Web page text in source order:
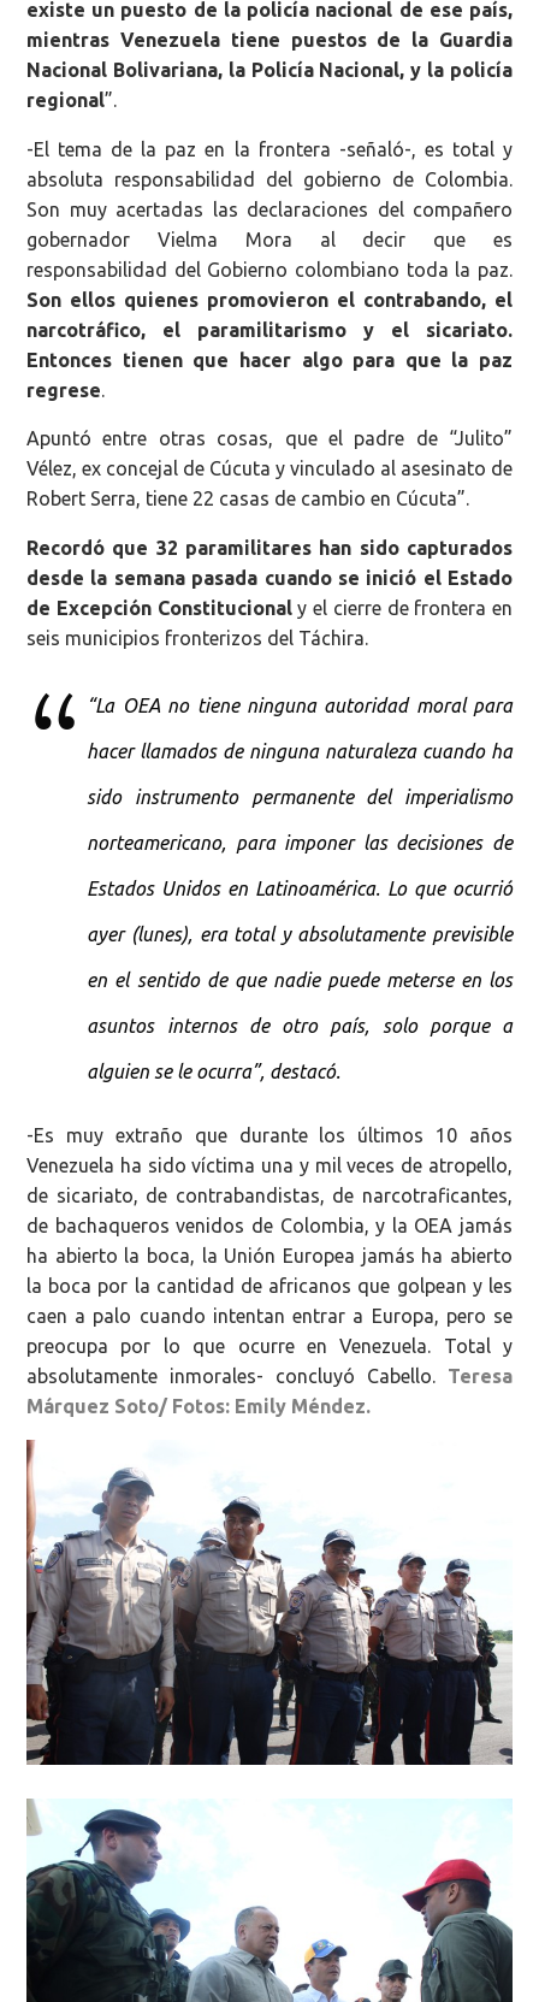
existe un puesto de la policía nacional de ese país,
mientras Venezuela tiene puestos de la Guardia
Nacional Bolivariana, la Policía Nacional, y la policía
regional”.
-El tema de la paz en la frontera -señaló-, es total y
absoluta responsabilidad del gobierno de Colombia.
Son muy acertadas las declaraciones del compañero
gobernador Vielma Mora al decir que es
responsabilidad del Gobierno colombiano toda la paz.
Son ellos quienes promovieron el contrabando, el
narcotráfico, el paramilitarismo y el sicariato.
Entonces tienen que hacer algo para que la paz
regrese.
Apuntó entre otras cosas, que el padre de “Julito”
Vélez, ex concejal de Cúcuta y vinculado al asesinato de
Robert Serra, tiene 22 casas de cambio en Cúcuta”.
Recordó que 32 paramilitares han sido capturados
desde la semana pasada cuando se inició el Estado
de Excepción Constitucionaly el cierre de frontera en
seis municipios fronterizos del Táchira.
“La OEA no tiene ninguna autoridad moral para
hacer llamados de ninguna naturaleza cuando ha
sido instrumento permanente del imperialismo
norteamericano, para imponer las decisiones de
Estados Unidos en Latinoamérica. Lo que ocurrió
ayer (lunes), era total y absolutamente previsible
en el sentido de que nadie puede meterse en los
asuntos internos de otro país, solo porque a
alguien se le ocurra”, destacó.
-Es muy extraño que durante los últimos 10 años
Venezuela ha sido víctima una y mil veces de atropello,
de sicariato, de contrabandistas, de narcotraficantes,
de bachaqueros venidos de Colombia, y la OEA jamás
ha abierto la boca, la Unión Europea jamás ha abierto
la boca por la cantidad de africanos que golpean y les
caen a palo cuando intentan entrar a Europa, pero se
preocupa por lo que ocurre en Venezuela. Total y
absolutamente inmorales- concluyó Cabello. Teresa
Márquez Soto/ Fotos: Emily Méndez.